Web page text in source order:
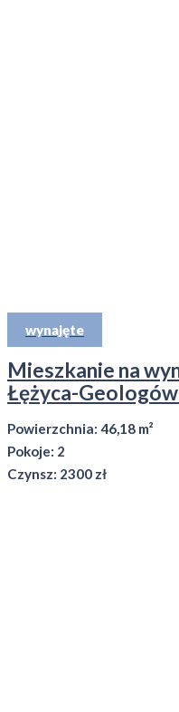
wynajęte
Mieszkanie na
Łężyca-
Powierzchnia: 46,18 m²
Pokoje: 2
Czynsz: 2300 zł